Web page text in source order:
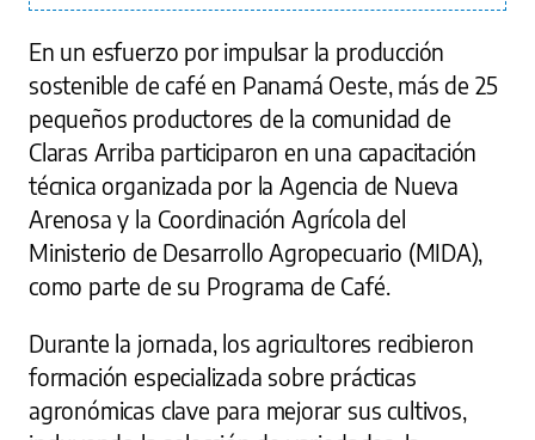
En un esfuerzo por impulsar la producción
sostenible de café en Panamá Oeste, más de 25
pequeños productores de la comunidad de
Claras Arriba participaron en una capacitación
técnica organizada por la Agencia de Nueva
Arenosa y la Coordinación Agrícola del
Ministerio de Desarrollo Agropecuario (MIDA),
como parte de su Programa de Café.
Durante la jornada, los agricultores recibieron
formación especializada sobre prácticas
agronómicas clave para mejorar sus cultivos,